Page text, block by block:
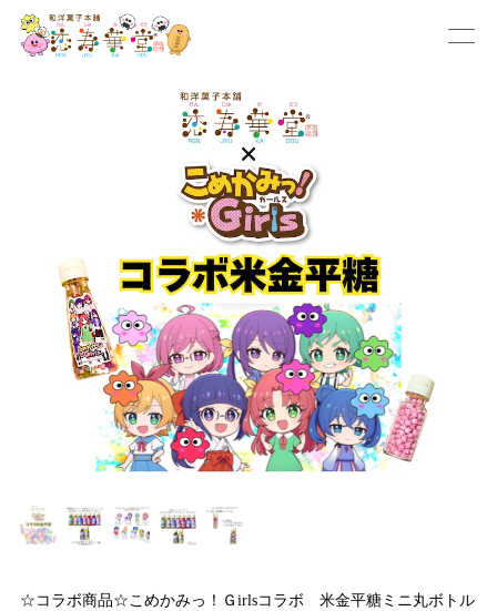
☆コラボ商品☆こめかみっ！Ｇirlsコラボ 米金平糖ミニ丸ボトル